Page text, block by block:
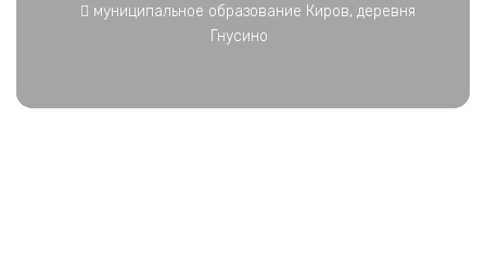
муниципальное образование Киров, деревня
Гнусино